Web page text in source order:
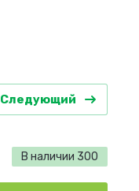
Следующий
В наличии 300